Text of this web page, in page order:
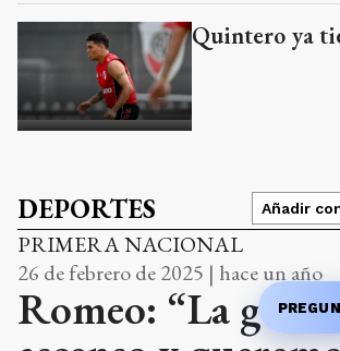
Quintero ya
DEPORTES Añadir
PRIMERA NACIONAL
26 de febrero de 2025 | hace un año
Romeo: “La